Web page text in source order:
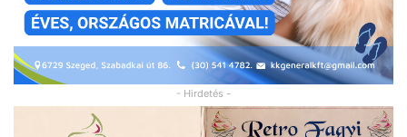
- Hirdetés -